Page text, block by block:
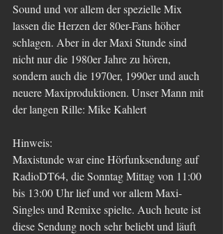
Sound und vor allem der spezielle Mix
lassen die Herzen der 80er-Fans höher
schlagen. Aber in der Maxi Stunde sind
nicht nur die 1980er Jahre zu hören,
sondern auch die 1970er, 1990er und auch
neuere Maxiproduktionen. Unser Mann mit
der langen Rille: Mike Kahlert
Hinweis:
Maxistunde war eine Hörfunksendung auf
RadioDT64, die Sonntag Mittag von 11:00
bis 13:00 Uhr lief und vor allem Maxi-
Singles und Remixe spielte. Auch heute ist
diese Sendung noch sehr beliebt und läuft